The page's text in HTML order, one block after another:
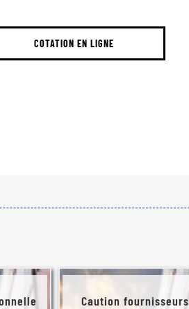
COTATION EN LIGNE
Caution fournisseurs